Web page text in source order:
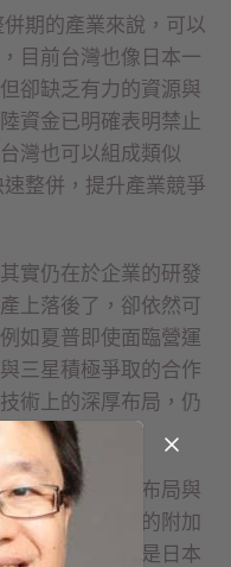
期的產業來說，可以
目前台灣也像日本一
卻缺乏有力的資源與
資金已明確表明禁止
灣也可以組成類似
整併，提升產業競爭
實仍在於企業的研發
上落後了，卻依然可
如夏普即使面臨營運
三星積極爭取的合作
術上的深厚布局，仍
障礙。
從過去的產業布局與
量，創造更大的附加
商業模式，也是日本